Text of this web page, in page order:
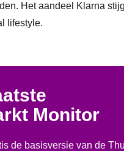
Het aandeel Klarna
lifestyle.
Monitor
de basisversie van de